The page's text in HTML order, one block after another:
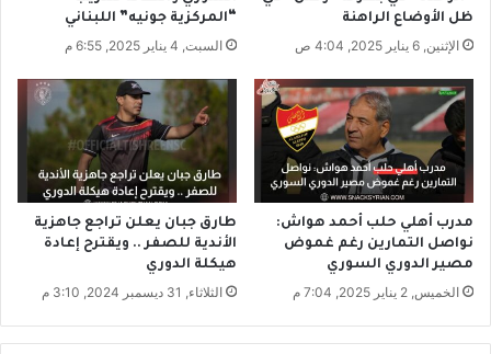
ا
ب
2
ع
ه
ا
س
ي
م
ع
ت
ا
د
ظل الأوضاع الراهنة
الإثنين, 6 يناير 2025, 4:04 ص
“المركزية جونيه” اللبناني
السبت, 4 يناير 2025, 6:55 م
مدرب أهلي حلب أحمد هواش:
نواصل التمارين رغم غموض
مصير الدوري السوري
الخميس, 2 يناير 2025, 7:04 م
طارق جبان يعلن تراجع جاهزية
الأندية للصفر .. ويقترح إعادة
هيكلة الدوري
الثلاثاء, 31 ديسمبر 2024, 3:10 م